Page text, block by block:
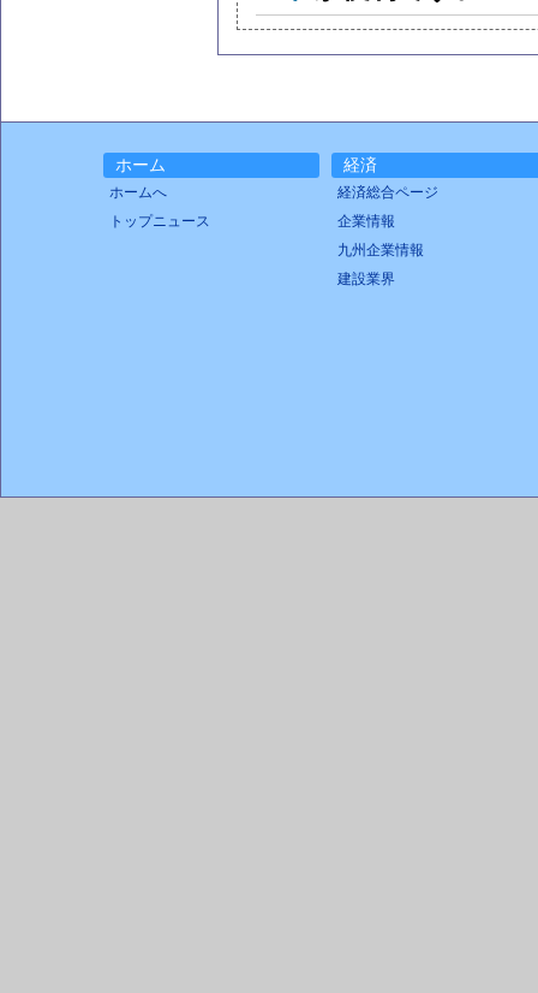
ホーム
ホームへ
トップニュース
経済
経済総合ページ
企業情報
九州企業情報
建設業界